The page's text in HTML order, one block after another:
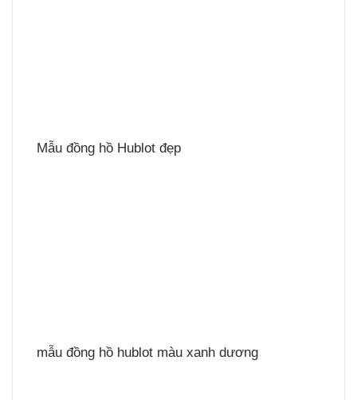
Mẫu đồng hồ Hublot đẹp
mẫu đồng hồ hublot màu xanh dương